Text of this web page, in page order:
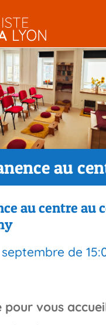
au
au centre au
septembre de
pour vous